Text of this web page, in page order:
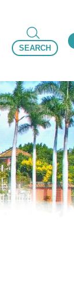
SEARCH